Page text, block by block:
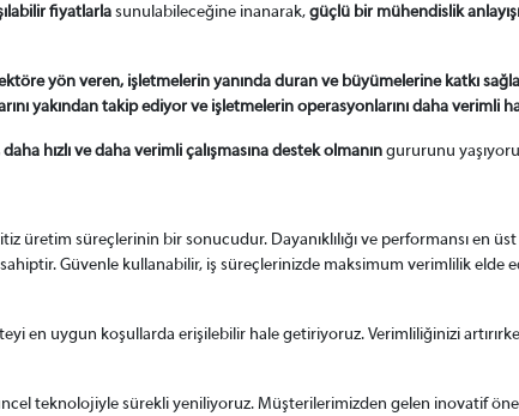
fiyatlarla sunulabileceğine inanarak, güçlü bir mühendislik
yön veren, işletmelerin yanında duran ve büyümelerine katkı
yakından takip ediyor ve işletmelerin operasyonlarını daha verimli
hızlı ve daha verimli çalışmasına destek olmanın gururunu
üretim süreçlerinin bir sonucudur. Dayanıklılığı ve performansı en
Güvenle kullanabilir, iş süreçlerinizde maksimum verimlilik elde
en uygun koşullarda erişilebilir hale getiriyoruz. Verimliliğinizi
teknolojiyle sürekli yeniliyoruz. Müşterilerimizden gelen inovatif